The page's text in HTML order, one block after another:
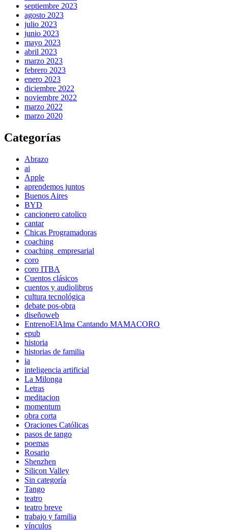
septiembre 2023
agosto 2023
julio 2023
junio 2023
mayo 2023
abril 2023
marzo 2023
febrero 2023
enero 2023
diciembre 2022
noviembre 2022
marzo 2022
marzo 2020
Categorías
Abrazo
ai
Apple
aprendemos juntos
Buenos Aires
BYD
cancionero catolico
cantar
Chicas Programadoras
coaching
coaching_empresarial
coro
coro ITBA
Cuentos clásicos
cuentos y audiolibros
cultura tecnológica
debate pos-obra
diseñoweb
EntrenoElAlma Cantando MAMACORO
epub
historia
historias de familia
ia
inteligencia artificial
La Milonga
Letras
meditacion
momentum
obra corta
Oraciones Católicas
pasos de tango
poemas
Rosario
Shenzhen
Silicon Valley
Sin categoría
Tango
teatro
teatro breve
trabajo y familia
vínculos